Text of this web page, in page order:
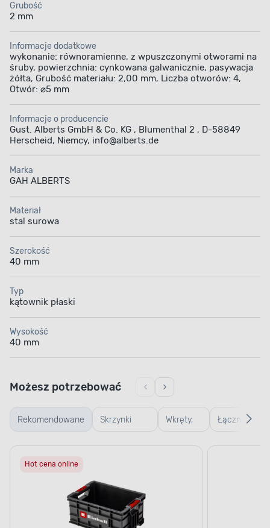
Grubość
2 mm
Informacje dodatkowe
wykonanie: równoramienne, z wpuszczonymi otworami na
śruby, powierzchnia: cynkowana galwanicznie, pasywacja
żółta, Grubość materiału: 2,00 mm, Liczba otworów: 4,
Otwór: ⌀5 mm
Informacje o producencie
Gust. Alberts GmbH & Co. KG , Blumenthal 2 , D-58849
Herscheid, Niemcy, info@alberts.de
Marka
GAH ALBERTS
Materiał
stal surowa
Szerokość
40 mm
Typ
kątownik płaski
Wysokość
40 mm
Rekomendowane Skrzynki
warsztatowe
Wkręty,
gwoździe
Łączniki,
kątowniki,
Możesz potrzebować
Hot cena online